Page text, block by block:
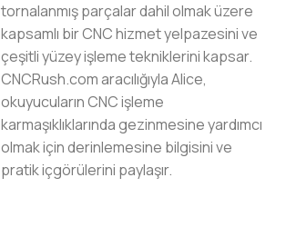
tornalanmış parçalar dahil olmak üzere
kapsamlı bir CNC hizmet yelpazesini ve
çeşitli yüzey işleme tekniklerini kapsar.
CNCRush.com aracılığıyla Alice,
okuyucuların CNC işleme
karmaşıklıklarında gezinmesine yardımcı
olmak için derinlemesine bilgisini ve
pratik içgörülerini paylaşır.